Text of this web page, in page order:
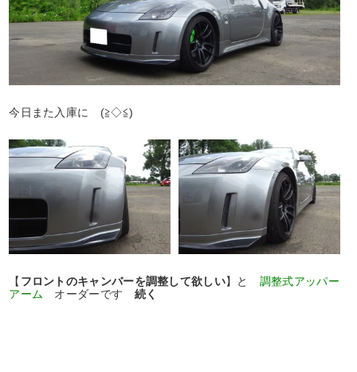
今日また入庫に (≧◇≦)
【 フロントのキャンバーを調整して欲しい】と 調整式アッパー
アーム オーダーです 続く